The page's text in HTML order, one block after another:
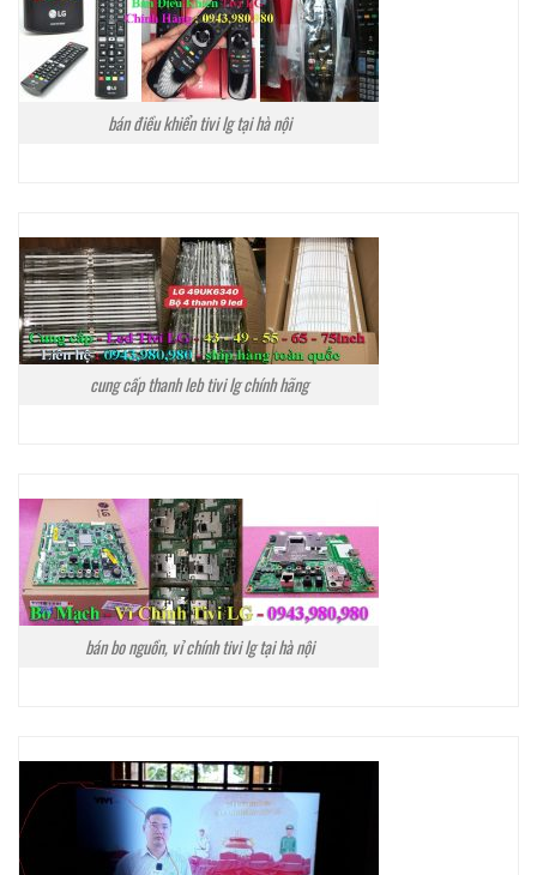
bán điều khiển tivi lg tại hà nội
cung cấp thanh leb tivi lg chính hãng
bán bo nguồn, vỉ chính tivi lg tại hà nội